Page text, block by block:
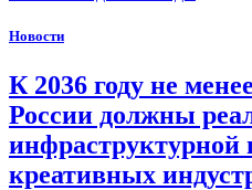
Новости
К 2036 году не
России должны
инфраструктурной
креативных